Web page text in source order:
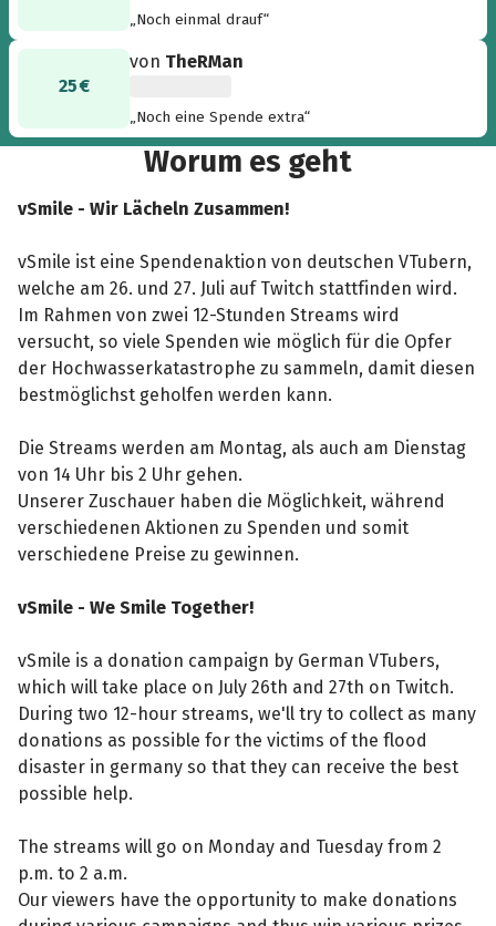
„Noch einmal drauf“
25 €
von TheRMan
„Noch eine Spende extra“
Worum es geht
vSmile - Wir Lächeln Zusammen!
vSmile ist eine Spendenaktion von deutschen VTubern,
welche am 26. und 27. Juli auf Twitch stattfinden wird.
Im Rahmen von zwei 12-Stunden Streams wird
versucht, so viele Spenden wie möglich für die Opfer
der Hochwasserkatastrophe zu sammeln, damit diesen
bestmöglichst geholfen werden kann.
Die Streams werden am Montag, als auch am Dienstag
von 14 Uhr bis 2 Uhr gehen.
Unserer Zuschauer haben die Möglichkeit, während
verschiedenen Aktionen zu Spenden und somit
verschiedene Preise zu gewinnen.
vSmile - We Smile Together!
vSmile is a donation campaign by German VTubers,
which will take place on July 26th and 27th on Twitch.
During two 12-hour streams, we'll try to collect as many
donations as possible for the victims of the flood
disaster in germany so that they can receive the best
possible help.
The streams will go on Monday and Tuesday from 2
p.m. to 2 a.m.
Our viewers have the opportunity to make donations